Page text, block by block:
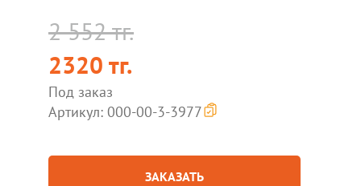
2 552 тг.
2320 тг.
Под заказ
Артикул: 000-00-3-3977
ЗАКАЗАТЬ